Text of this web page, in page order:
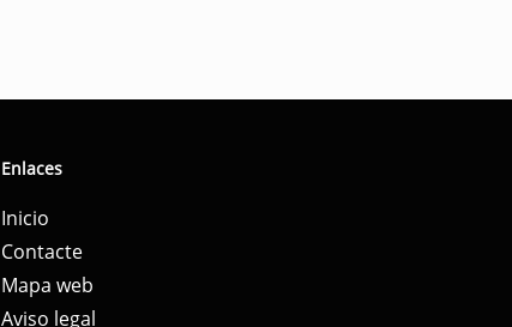
Enlaces
Inicio
Contacte
Mapa web
Aviso legal